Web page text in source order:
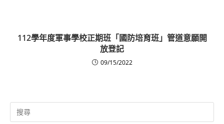
112學年度軍事學校正期班「國防培育班」管道意願開
放登記
09/15/2022
Search
for: